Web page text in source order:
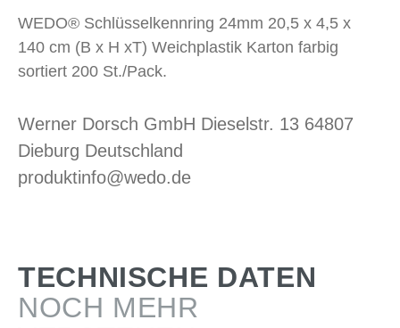
WEDO® Schlüsselkennring 24mm 20,5 x 4,5 x
140 cm (B x H xT) Weichplastik Karton farbig
sortiert 200 St./Pack.
Werner Dorsch GmbH Dieselstr. 13 64807
Dieburg Deutschland
produktinfo@wedo.de
TECHNISCHE DATEN
NOCH MEHR